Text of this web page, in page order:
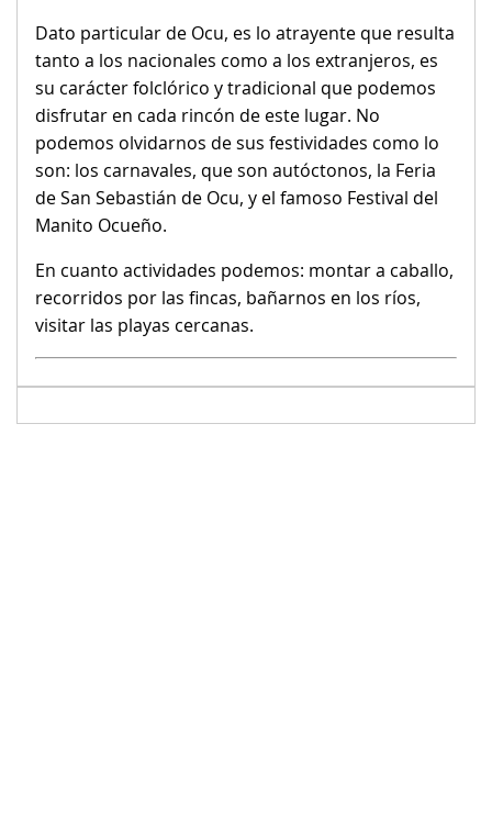
Dato particular de Ocu, es lo atrayente que resulta
tanto a los nacionales como a los extranjeros, es
su carácter folclórico y tradicional que podemos
disfrutar en cada rincón de este lugar. No
podemos olvidarnos de sus festividades como lo
son: los carnavales, que son autóctonos, la Feria
de San Sebastián de Ocu, y el famoso Festival del
Manito Ocueño.
En cuanto actividades podemos: montar a caballo,
recorridos por las fincas, bañarnos en los ríos,
visitar las playas cercanas.